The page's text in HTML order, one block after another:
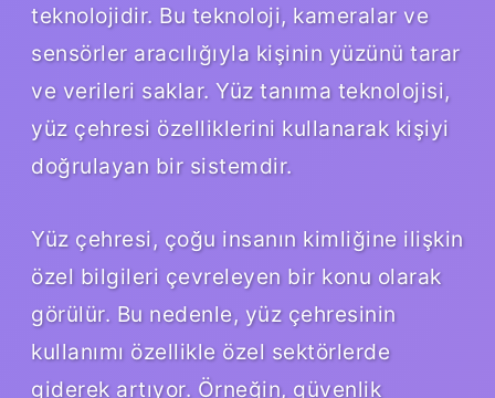
teknolojidir. Bu teknoloji, kameralar ve
sensörler aracılığıyla kişinin yüzünü tarar
ve verileri saklar. Yüz tanıma teknolojisi,
yüz çehresi özelliklerini kullanarak kişiyi
doğrulayan bir sistemdir.
Yüz çehresi, çoğu insanın kimliğine ilişkin
özel bilgileri çevreleyen bir konu olarak
görülür. Bu nedenle, yüz çehresinin
kullanımı özellikle özel sektörlerde
giderek artıyor. Örneğin, güvenlik